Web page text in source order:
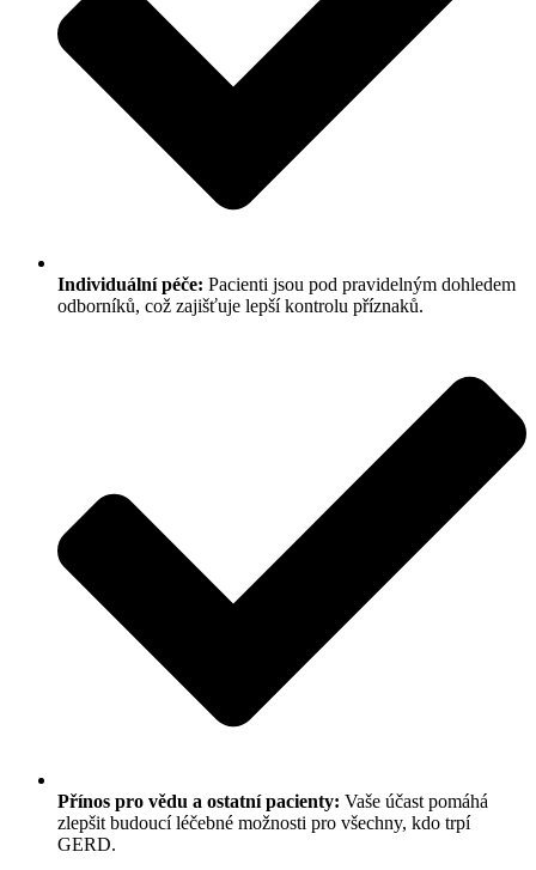
Individuální péče: Pacienti jsou pod pravidelným dohledem
odborníků, což zajišťuje lepší kontrolu příznaků.
Přínos pro vědu a ostatní pacienty: Vaše účast pomáhá
zlepšit budoucí léčebné možnosti pro všechny, kdo trpí
GERD.